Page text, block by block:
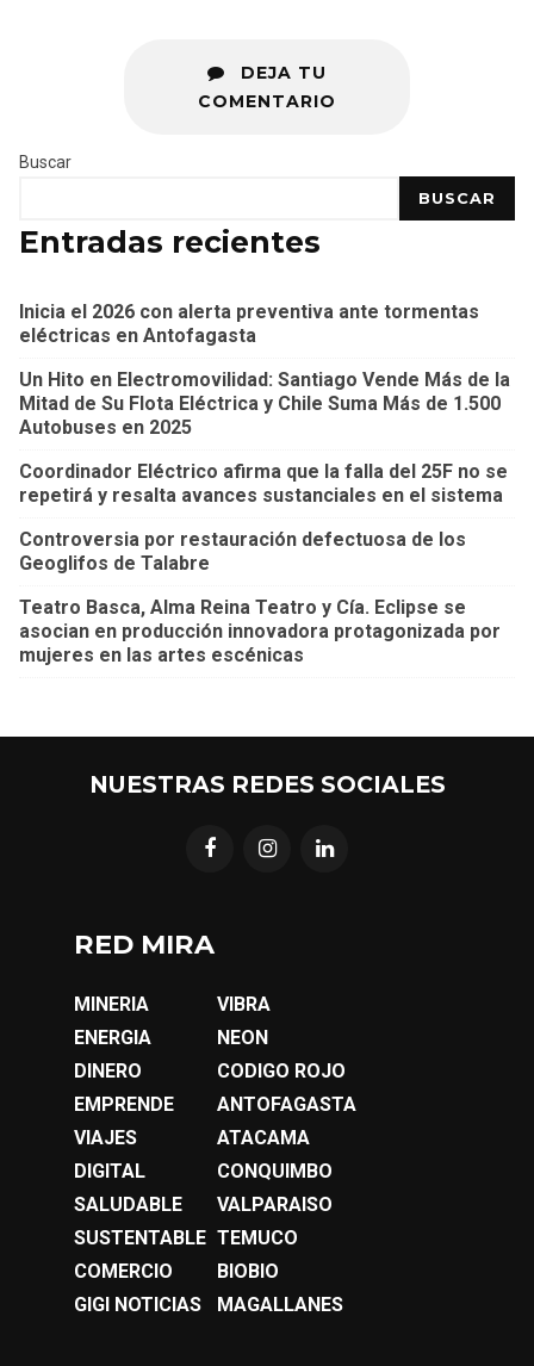
DEJA TU
COMENTARIO
Buscar
BUSCAR
Entradas recientes
Inicia el 2026 con alerta preventiva ante tormentas
eléctricas en Antofagasta
Un Hito en Electromovilidad: Santiago Vende Más de la
Mitad de Su Flota Eléctrica y Chile Suma Más de 1.500
Autobuses en 2025
Coordinador Eléctrico afirma que la falla del 25F no se
repetirá y resalta avances sustanciales en el sistema
Controversia por restauración defectuosa de los
Geoglifos de Talabre
Teatro Basca, Alma Reina Teatro y Cía. Eclipse se
asocian en producción innovadora protagonizada por
mujeres en las artes escénicas
NUESTRAS REDES SOCIALES
RED MIRA
MINERIA
ENERGIA
DINERO
EMPRENDE
VIAJES
DIGITAL
SALUDABLE
SUSTENTABLE
COMERCIO
GIGI NOTICIAS
VIBRA
NEON
CODIGO ROJO
ANTOFAGASTA
ATACAMA
CONQUIMBO
VALPARAISO
TEMUCO
BIOBIO
MAGALLANES